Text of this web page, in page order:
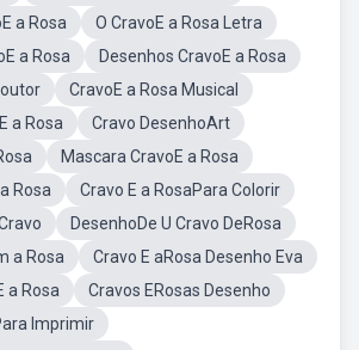
a Rosa
O CravoE a Rosa Letra
a Rosa
Desenhos CravoE a Rosa
CravoE a Rosa Musical
a Rosa
Cravo DesenhoArt
Mascara CravoE a Rosa
Rosa
Cravo E a RosaPara Colorir
DesenhoDe U Cravo DeRosa
a Rosa
Cravo E aRosa Desenho Eva
a Rosa
Cravos ERosas Desenho
Imprimir